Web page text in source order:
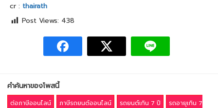
cr : thairath
Post Views: 438
คำค้นหาของโพสนี้
ต่อภาษีออนไลน์ ภาษีรถยนต์ออนไลน์ รถยนต์เกิน 7 ปี
รถอายุเกิน 7